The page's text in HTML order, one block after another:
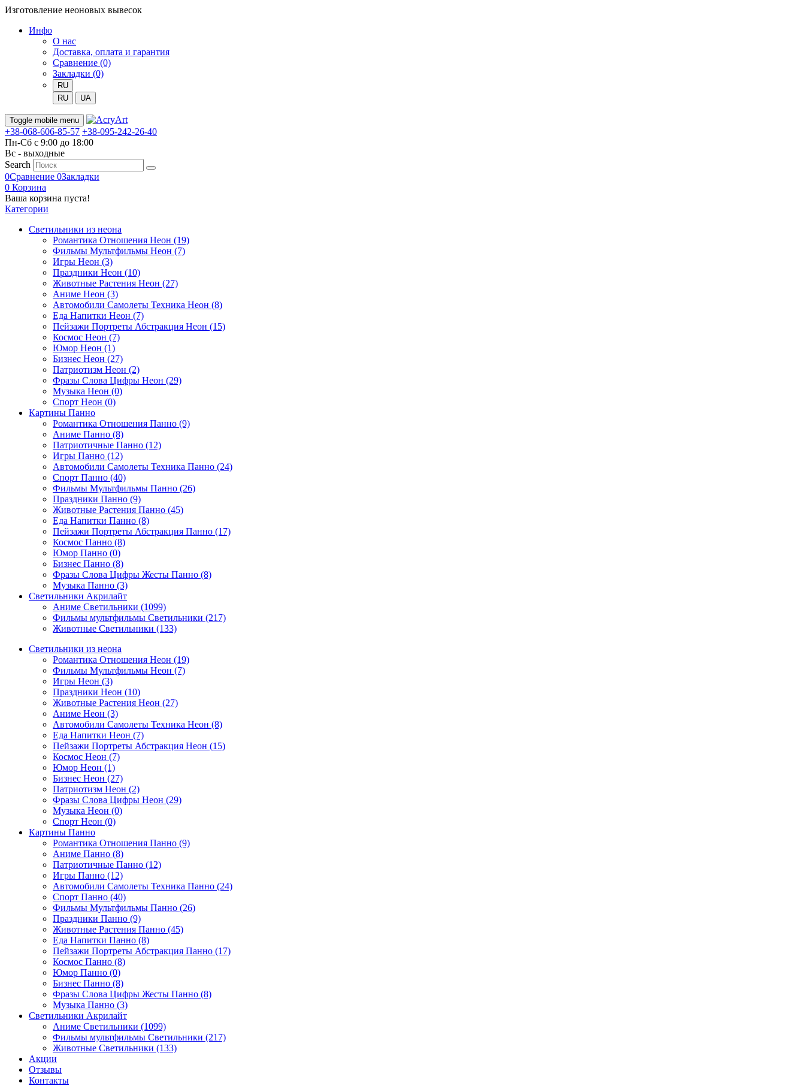
Изготовление неоновых вывесок
Инфо
О нас
Доставка, оплата и гарантия
Сравнение (0)
Закладки (0)
RU
RU
UA
Toggle mobile menu
+38-068-606-85-57 +38-095-242-26-40
Пн-Сб с 9:00 до 18:00
Вс - выходные
Search
0Сравнение 0Закладки
0 Корзина
Ваша корзина пуста!
Категории
Светильники из неона
Романтика Отношения Неон (19)
Фильмы Мультфильмы Неон (7)
Игры Неон (3)
Праздники Неон (10)
Животные Растения Неон (27)
Аниме Неон (3)
Автомобили Самолеты Техника Неон (8)
Еда Напитки Неон (7)
Пейзажи Портреты Абстракция Неон (15)
Космос Неон (7)
Юмор Неон (1)
Бизнес Неон (27)
Патриотизм Неон (2)
Фразы Слова Цифры Неон (29)
Музыка Неон (0)
Спорт Неон (0)
Картины Панно
Романтика Отношения Панно (9)
Аниме Панно (8)
Патриотичные Панно (12)
Игры Панно (12)
Автомобили Самолеты Техника Панно (24)
Спорт Панно (40)
Фильмы Мультфильмы Панно (26)
Праздники Панно (9)
Животные Растения Панно (45)
Еда Напитки Панно (8)
Пейзажи Портреты Абстракция Панно (17)
Космос Панно (8)
Юмор Панно (0)
Бизнес Панно (8)
Фразы Слова Цифры Жесты Панно (8)
Музыка Панно (3)
Светильники Акрилайт
Аниме Светильники (1099)
Фильмы мультфильмы Светильники (217)
Животные Светильники (133)
Светильники из неона
Романтика Отношения Неон (19)
Фильмы Мультфильмы Неон (7)
Игры Неон (3)
Праздники Неон (10)
Животные Растения Неон (27)
Аниме Неон (3)
Автомобили Самолеты Техника Неон (8)
Еда Напитки Неон (7)
Пейзажи Портреты Абстракция Неон (15)
Космос Неон (7)
Юмор Неон (1)
Бизнес Неон (27)
Патриотизм Неон (2)
Фразы Слова Цифры Неон (29)
Музыка Неон (0)
Спорт Неон (0)
Картины Панно
Романтика Отношения Панно (9)
Аниме Панно (8)
Патриотичные Панно (12)
Игры Панно (12)
Автомобили Самолеты Техника Панно (24)
Спорт Панно (40)
Фильмы Мультфильмы Панно (26)
Праздники Панно (9)
Животные Растения Панно (45)
Еда Напитки Панно (8)
Пейзажи Портреты Абстракция Панно (17)
Космос Панно (8)
Юмор Панно (0)
Бизнес Панно (8)
Фразы Слова Цифры Жесты Панно (8)
Музыка Панно (3)
Светильники Акрилайт
Аниме Светильники (1099)
Фильмы мультфильмы Светильники (217)
Животные Светильники (133)
Акции
Отзывы
Контакты